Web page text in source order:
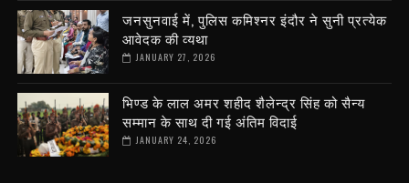
जनसुनवाई में, पुलिस कमिश्नर इंदौर ने सुनी प्रत्येक
आवेदक की व्यथा
JANUARY 27, 2026
भिण्ड के लाल अमर शहीद शैलेन्द्र सिंह को सैन्य
सम्मान के साथ दी गई अंतिम विदाई
JANUARY 24, 2026